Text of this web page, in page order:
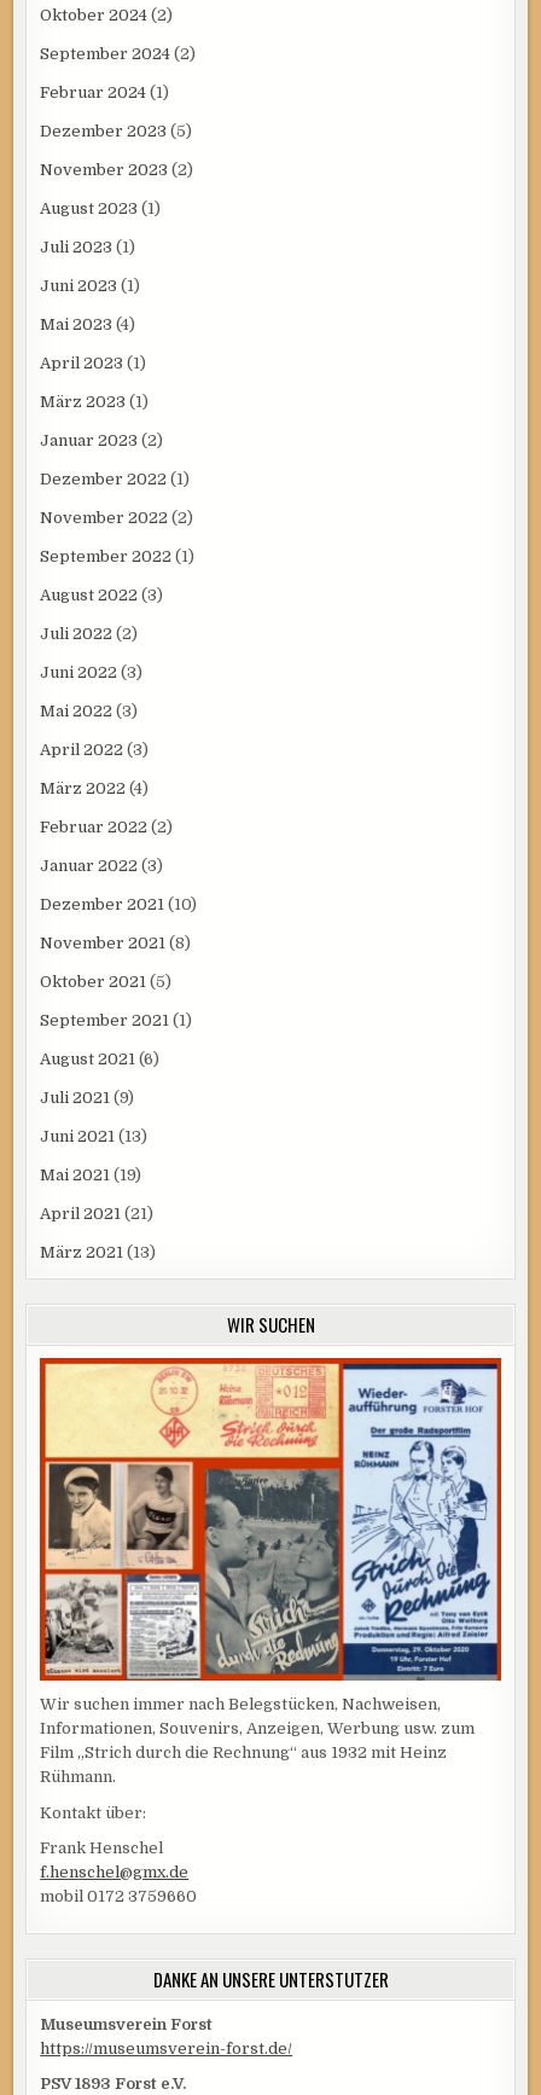
Oktober 2024 (2)
September 2024 (2)
Februar 2024 (1)
Dezember 2023 (5)
November 2023 (2)
August 2023 (1)
Juli 2023 (1)
Juni 2023 (1)
Mai 2023 (4)
April 2023 (1)
März 2023 (1)
Januar 2023 (2)
Dezember 2022 (1)
November 2022 (2)
September 2022 (1)
August 2022 (3)
Juli 2022 (2)
Juni 2022 (3)
Mai 2022 (3)
April 2022 (3)
März 2022 (4)
Februar 2022 (2)
Januar 2022 (3)
Dezember 2021 (10)
November 2021 (8)
Oktober 2021 (5)
September 2021 (1)
August 2021 (6)
Juli 2021 (9)
Juni 2021 (13)
Mai 2021 (19)
April 2021 (21)
März 2021 (13)
WIR SUCHEN
Wir suchen immer nach Belegstücken, Nachweisen,
Informationen, Souvenirs, Anzeigen, Werbung usw. zum
Film „Strich durch die Rechnung“ aus 1932 mit Heinz
Rühmann.
Kontakt über:
Frank Henschel
f.henschel@gmx.de
mobil 0172 3759660
DANKE AN UNSERE UNTERSTÜTZER
Museumsverein Forst
https://museumsverein-forst.de/
PSV 1893 Forst e.V.